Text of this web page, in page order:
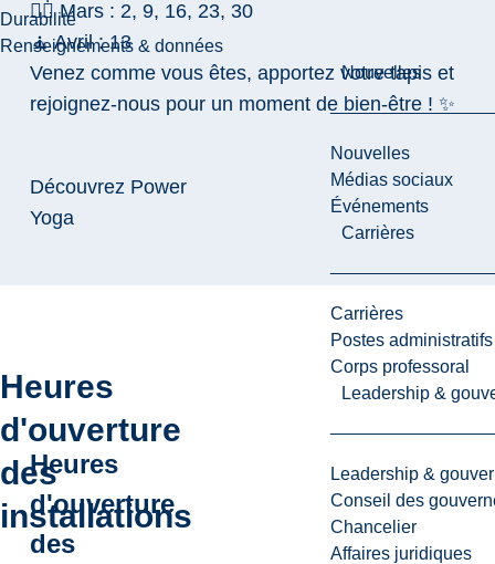
Durabilité
Renseignements & données
Nouvelles
Nouvelles
Médias sociaux
Événements
Carrières
Carrières
Postes
Corps professoral
Leadership &
Leadership &
Conseil des
Chancelier
Affaires juridiques
🧘‍♀️ Mars : 2, 9, 16, 23, 30
🧘 Avril : 13
Venez comme vous êtes, apportez votre tapis et
rejoignez-nous pour un moment de bien-être ! ✨
Découvrez Power
Yoga
Heures
d'ouverture
des
installations
Heures
d'ouverture
des